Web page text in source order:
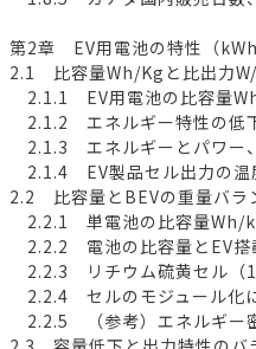
第2章 EV用電池の特性（
2.1 比容量Wh/Kgと比出力W/
2.1.1 EV用電池の比容量
2.1.2 エネルギー特性の低
2.1.3 エネルギーとパワー
2.1.4 EV製品セル出力の温
2.2 比容量とBEVの重量バラ
2.2.1 単電池の比容量Wh/
2.2.2 電池の比容量とEV搭
2.2.3 リチウム硫黄セル（
2.2.4 セルのモジュール化
2.2.5 （参考）エネルギー